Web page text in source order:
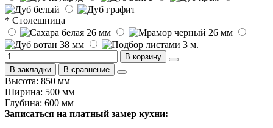
* Столешница
В корзину
В закладки
В сравнение
Высота: 850 мм
Ширина: 500 мм
Глубина: 600 мм
Записаться на платный замер кухни: